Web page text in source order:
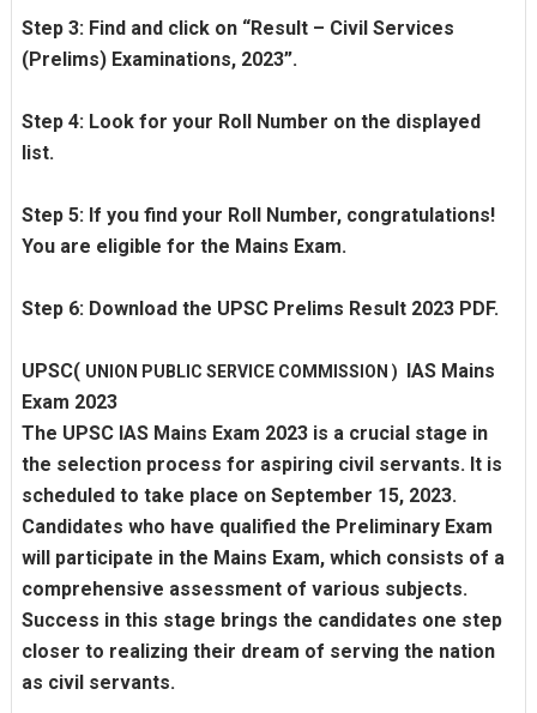
Step 3: Find and click on “Result – Civil Services
(Prelims) Examinations, 2023”.
Step 4: Look for your Roll Number on the displayed
list.
Step 5: If you find your Roll Number, congratulations!
You are eligible for the Mains Exam.
Step 6: Download the UPSC Prelims Result 2023 PDF.
UPSC( UNION PUBLIC SERVICE COMMISSION ) IAS Mains
Exam 2023
The UPSC IAS Mains Exam 2023 is a crucial stage in
the selection process for aspiring civil servants. It is
scheduled to take place on September 15, 2023.
Candidates who have qualified the Preliminary Exam
will participate in the Mains Exam, which consists of a
comprehensive assessment of various subjects.
Success in this stage brings the candidates one step
closer to realizing their dream of serving the nation
as civil servants.